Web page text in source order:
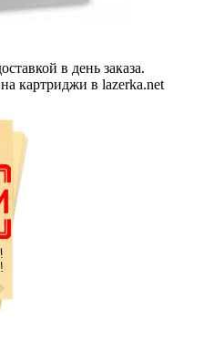
в день заказа.
картриджи в lazerka.net